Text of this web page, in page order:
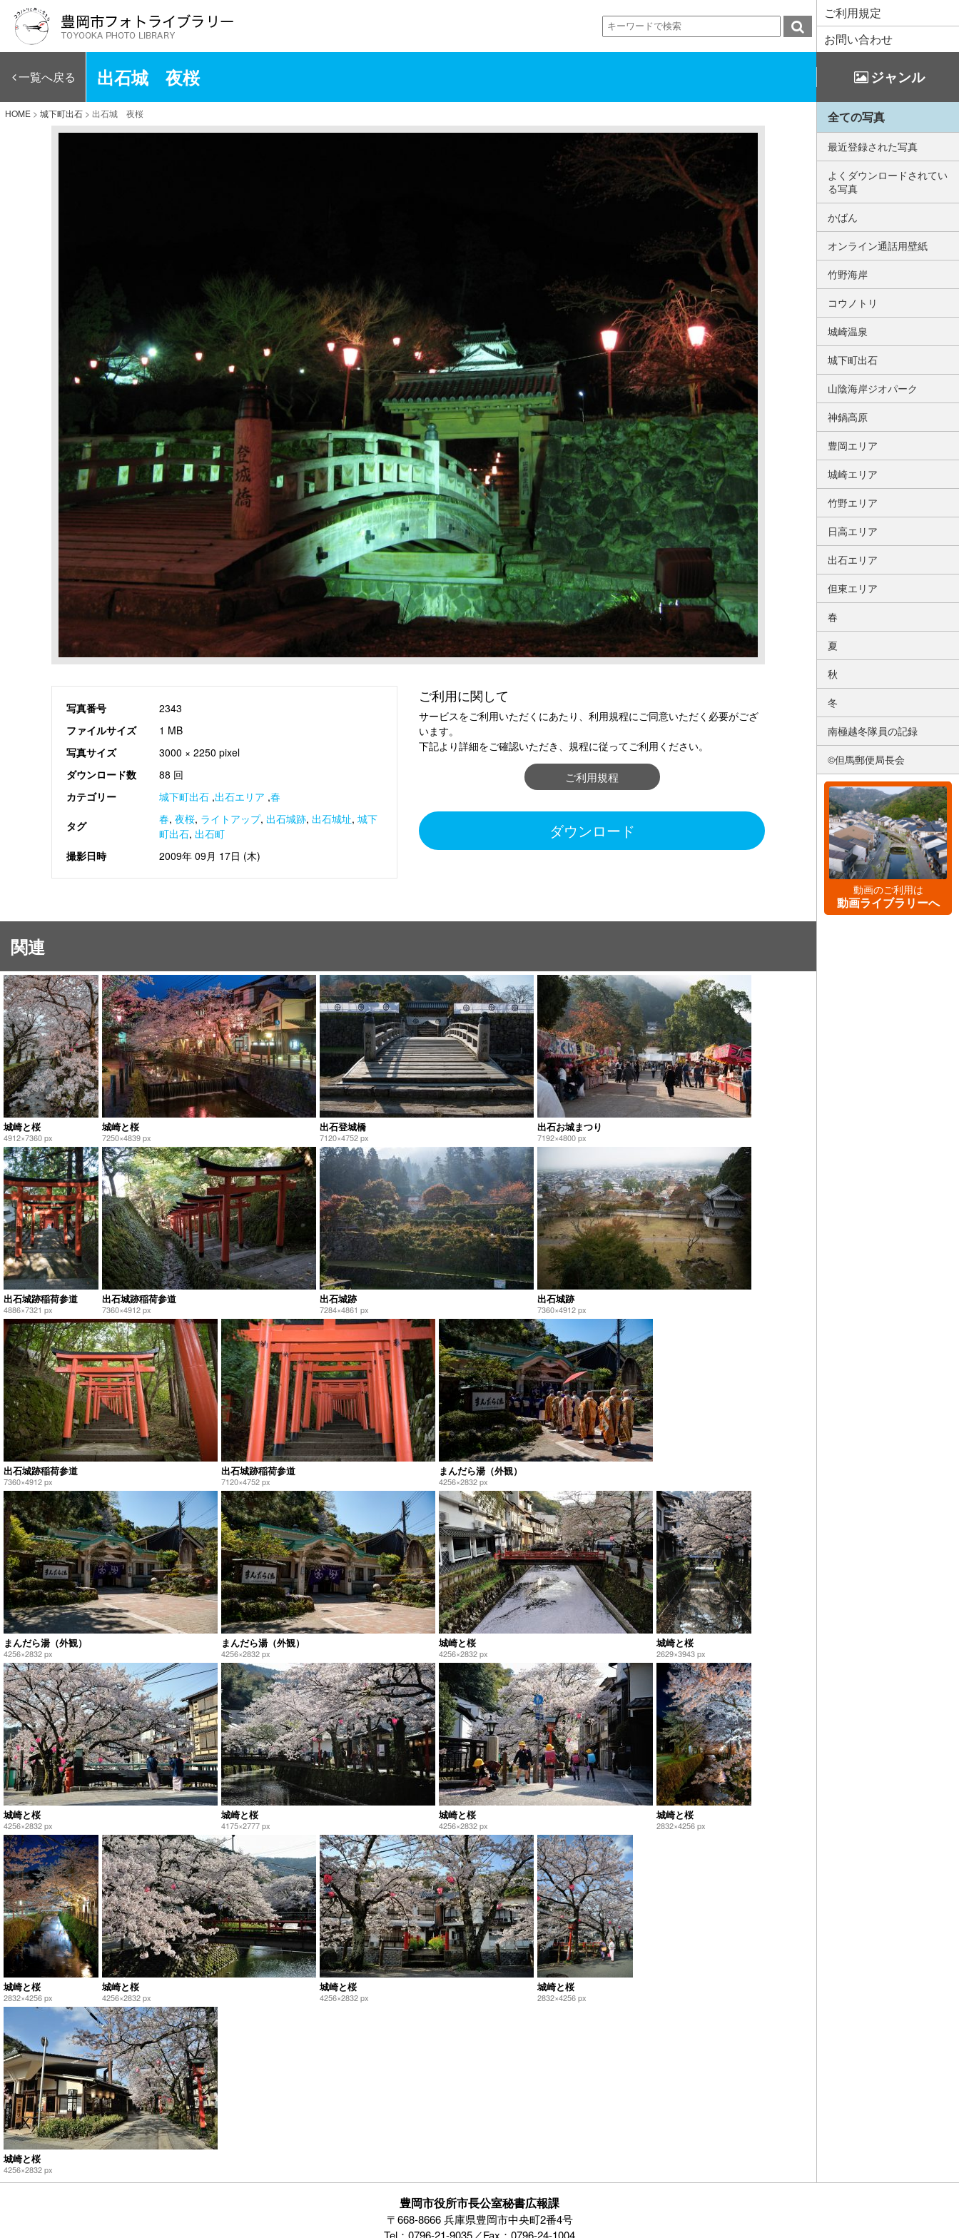
ご利用規定
お問い合わせ
一覧へ戻る 出石城 夜桜 ジャンル
HOME > 城下町出石 > 出石城 夜桜
写真番号
2343
ファイルサイズ
1 MB
写真サイズ
3000 × 2250 pixel
ダウンロード数
88 回
カテゴリー
城下町出石 ,出石エリア ,春
タグ 春, 夜桜, ライトアップ, 出石城跡, 出石城址, 城下
町出石, 出石町
撮影日時
2009年 09月 17日 (木)
ご利用に関して
サービスをご利用いただくにあたり、利用規程にご同意いただく必要がござ
います。
下記より詳細をご確認いただき、規程に従ってご利用ください。
ご利用規程
ダウンロード
関連
城崎と桜
4912×7360 px
城崎と桜
7250×4839 px
出石登城橋
7120×4752 px
出石お城まつり
7192×4800 px
出石城跡稲荷参道
4886×7321 px
出石城跡稲荷参道
7360×4912 px
出石城跡
7284×4861 px
出石城跡
7360×4912 px
出石城跡稲荷参道
7360×4912 px
出石城跡稲荷参道
7120×4752 px
まんだら湯（外観）
4256×2832 px
まんだら湯（外観）
4256×2832 px
まんだら湯（外観）
4256×2832 px
城崎と桜
4256×2832 px
城崎と桜
2629×3943 px
城崎と桜
4256×2832 px
城崎と桜
4175×2777 px
城崎と桜
4256×2832 px
城崎と桜
2832×4256 px
城崎と桜
2832×4256 px
城崎と桜
4256×2832 px
城崎と桜
4256×2832 px
城崎と桜
2832×4256 px
城崎と桜
4256×2832 px
全ての写真
最近登録された写真
よくダウンロードされてい
る写真
かばん
オンライン通話用壁紙
竹野海岸
コウノトリ
城崎温泉
城下町出石
山陰海岸ジオパーク
神鍋高原
豊岡エリア
城崎エリア
竹野エリア
日高エリア
出石エリア
但東エリア
春
夏
秋
冬
南極越冬隊員の記録
©但馬郵便局長会
動画のご利用は
動画ライブラリーへ
豊岡市役所市長公室秘書広報課
〒668-8666 兵庫県豊岡市中央町2番4号
Tel：0796-21-9035／Fax：0796-24-1004